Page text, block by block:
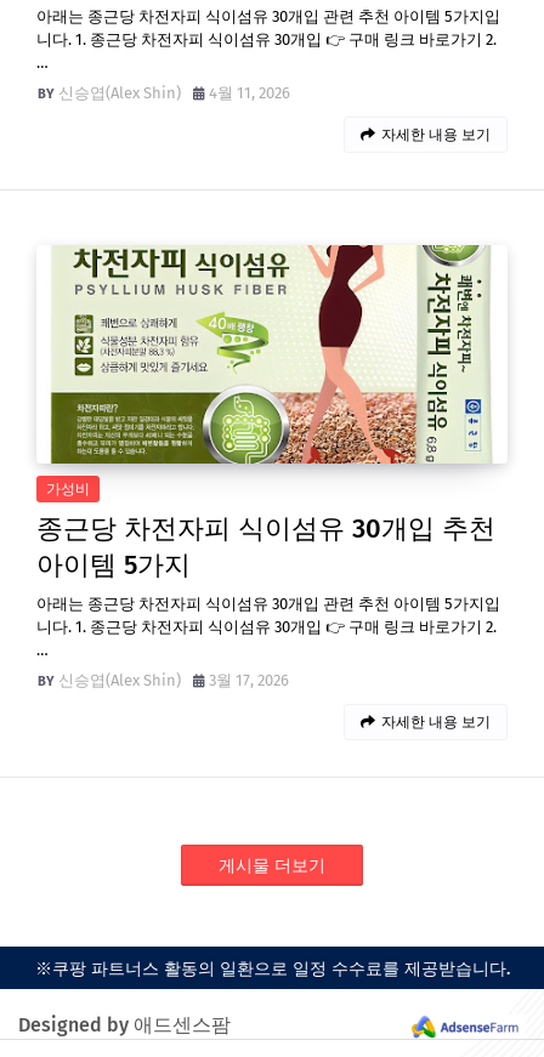
아래는 종근당 차전자피 식이섬유 30개입 관련 추천 아이템 5가지입
니다. 1. 종근당 차전자피 식이섬유 30개입 👉 구매 링크 바로가기 2.
…
신승엽(Alex Shin)
4월 11, 2026
자세한 내용 보기
가성비
종근당 차전자피 식이섬유 30개입 추천
아이템 5가지
아래는 종근당 차전자피 식이섬유 30개입 관련 추천 아이템 5가지입
니다. 1. 종근당 차전자피 식이섬유 30개입 👉 구매 링크 바로가기 2.
…
신승엽(Alex Shin)
3월 17, 2026
자세한 내용 보기
게시물 더보기
※쿠팡 파트너스 활동의 일환으로 일정 수수료를 제공받습니다.
Designed by 애드센스팜